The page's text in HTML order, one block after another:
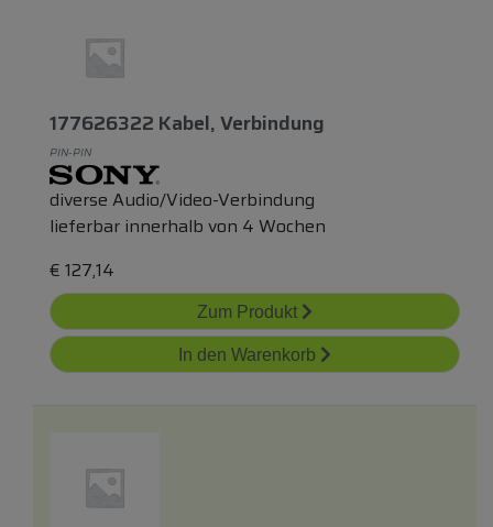
177626322 Kabel, Verbindung
PIN-PIN
diverse Audio/Video-Verbindung
lieferbar innerhalb von 4 Wochen
€ 127,14
Zum Produkt
In den Warenkorb